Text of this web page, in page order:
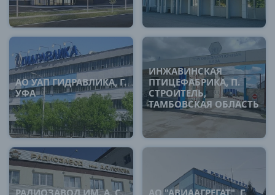
АО УАП ГИДРАВЛИКА, Г.
УФА
ИНЖАВИНСКАЯ
ПТИЦЕФАБРИКА, П.
СТРОИТЕЛЬ,
ТАМБОВСКАЯ ОБЛАСТЬ